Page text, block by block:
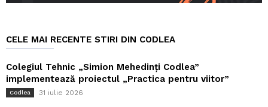
CELE MAI RECENTE STIRI DIN CODLEA
Colegiul Tehnic „Simion Mehedinți Codlea”
implementează proiectul „Practica pentru viitor”
Codlea 31 iulie 2026